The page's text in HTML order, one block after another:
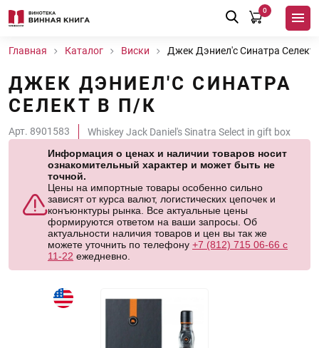
0
Главная Каталог Виски Джек Дэниел'с Синатра Селект
ДЖЕК ДЭНИЕЛ'С СИНАТРА
СЕЛЕКТ В П/К
Арт. 8901583
Whiskey Jack Daniel's Sinatra Select in gift box
Информация о ценах и наличии товаров носит
ознакомительный характер и может быть не
точной.
Цены на импортные товары особенно сильно
зависят от курса валют, логистических цепочек и
конъюнктуры рынка. Все актуальные цены
формируются ответом на ваши запросы. Об
актуальности наличия товаров и цен вы так же
можете уточнить по телефону +7 (812) 715 06-66 с
11-22 ежедневно.